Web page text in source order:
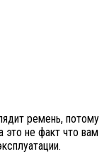
ремень, потому
это не факт что вам